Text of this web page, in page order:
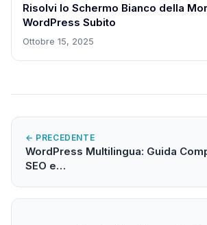
Risolvi lo Schermo Bianco della
WordPress Subito
Ottobre 15, 2025
← PRECEDENTE
WordPress Multilingua: Guida
SEO e…